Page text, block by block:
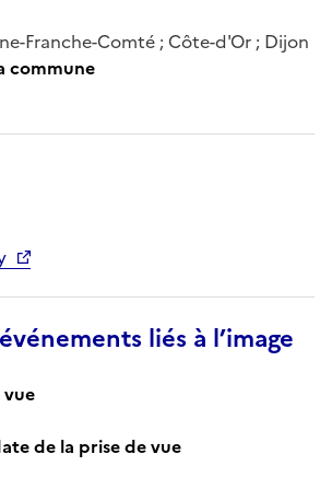
Franche-Comté ; Côte-d'Or ; Dijon
commune
liés à l’image
de la prise de vue